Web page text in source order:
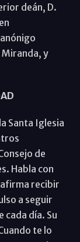
deán, D.
Miranda, y
Santa Iglesia
de
Habla con
recibir
a seguir
cada día. Su
te lo